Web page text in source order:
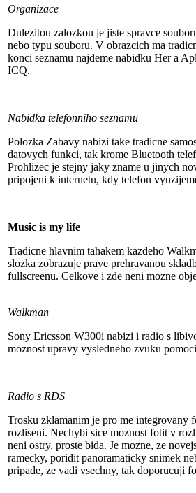
Organizace
Dulezitou zalozkou je jiste spravce
nebo typu souboru. V obrazcich ma
konci seznamu najdeme nabidku Her a
ICQ.
Nabidka telefonniho seznamu
Polozka Zabavy nabizi take tradicne
datovych funkci, tak krome Bluetooth
Prohlizec je stejny jaky zname u jinych
pripojeni k internetu, kdy telefon
Music is my life
Tradicne hlavnim tahakem kazdeho
slozka zobrazuje prave prehravanou
fullscreenu. Celkove i zde neni mozne
Walkman
Sony Ericsson W300i nabizi i radio s
moznost upravy vysledneho zvuku
Radio s RDS
Trosku zklamanim je pro me
rozliseni. Nechybi sice moznost fotit v
neni ostry, proste bida. Je mozne, ze
ramecky, poridit panoramaticky snimek
pripade, ze vadi vsechny, tak doporucuji